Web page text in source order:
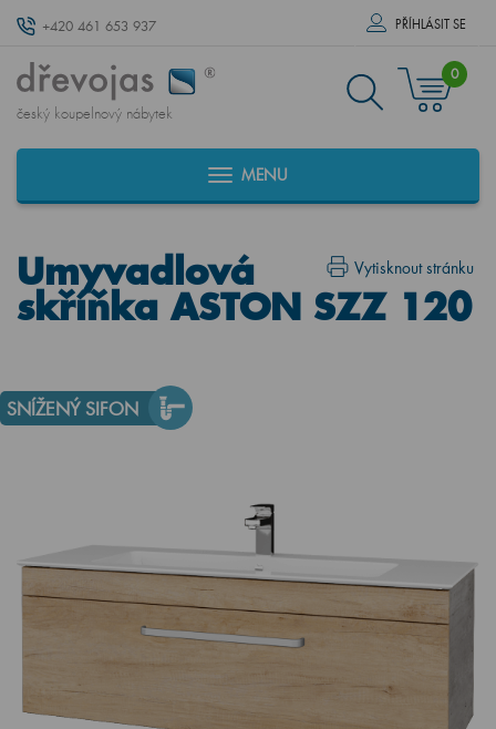
+420 461 653 937 PŘÍHLÁSIT SE
český koupelnový nábytek
0
MENU
Vytisknout stránku
Umyvadlová
skříňka ASTON SZZ 120
SNÍŽENÝ SIFON